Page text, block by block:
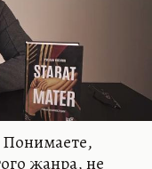
Понимаете,
жанра, не